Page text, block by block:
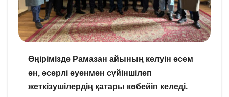
Өңірімізде Рамазан айының келуін әсем
ән, әсерлі әуенмен сүйіншілеп
жеткізушілердің қатары көбейіп келеді.